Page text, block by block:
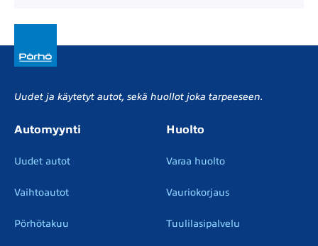
Uudet ja käytetyt autot, sekä huollot joka tarpeeseen.
Automyynti
Uudet autot
Vaihtoautot
Pörhötakuu
Huolto
Varaa huolto
Vauriokorjaus
Tuulilasipalvelu